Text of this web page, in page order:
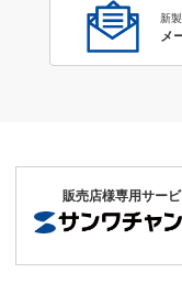
新
メ
販売店様専用サー